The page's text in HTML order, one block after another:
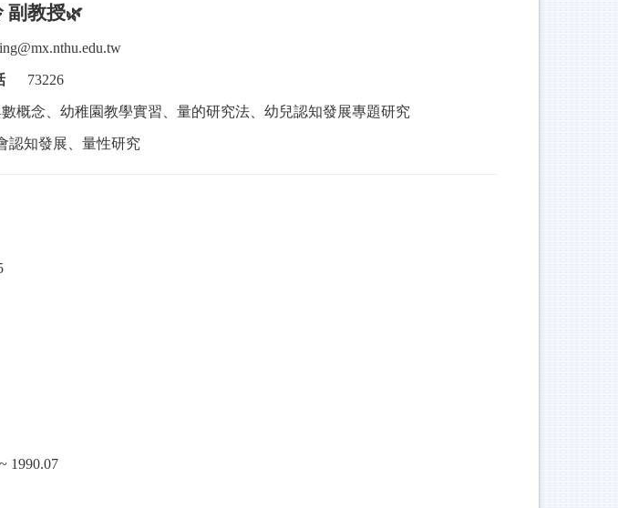
副教授🌿
73226
概念、幼稚園教學實習、量的研究法、幼兒認知發展專題研究
認知發展、量性研究
1990.07